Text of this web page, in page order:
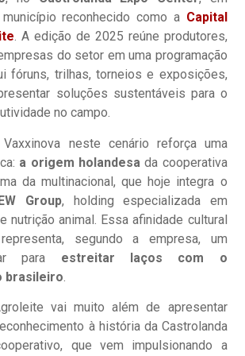
reconhecido como a Capital
. A edição de 2025 reúne produtores,
do setor em uma programação
fóruns, trilhas, torneios e exposições,
soluções sustentáveis para o
no campo.
neste cenário reforça uma
a origem holandesa da cooperativa
da multinacional, que hoje integra o
Group, holding especializada em
nutrição animal. Essa afinidade cultural
segundo a empresa, um
para estreitar laços com o
brasileiro
vai muito além de apresentar
à história da Castrolanda
que vem impulsionando a